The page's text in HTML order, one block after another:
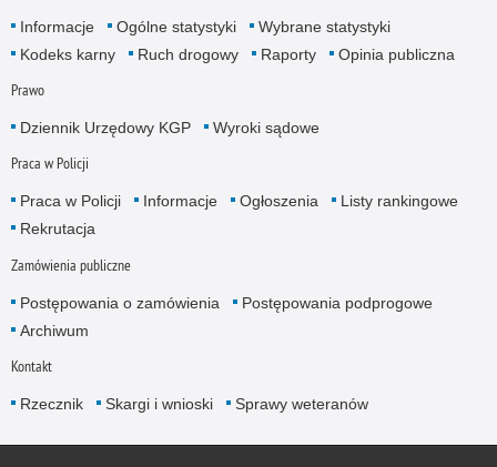
Informacje Ogólne statystyki
Wybrane statystyki
Kodeks karny
Ruch drogowy Raporty Opinia publiczna
Prawo
Dziennik Urzędowy KGP Wyroki sądowe
Praca w Policji
Praca w Policji Informacje Ogłoszenia
Listy rankingowe
Rekrutacja
Zamówienia publiczne
Postępowania o zamówienia
Postępowania podprogowe
Archiwum
Kontakt
Rzecznik Skargi i wnioski Sprawy weteranów